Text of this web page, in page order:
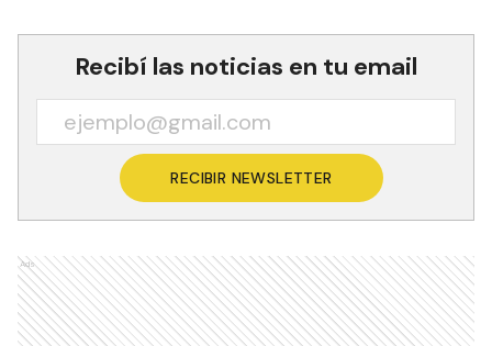
Recibí las noticias en tu email
RECIBIR NEWSLETTER
Ads